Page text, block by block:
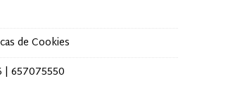
de Cookies
| 657075550